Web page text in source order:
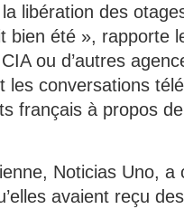
libération des
bien été », rapporte
ou d’autres
les conversations
français à propos
Noticias Uno, a
avaient reçu